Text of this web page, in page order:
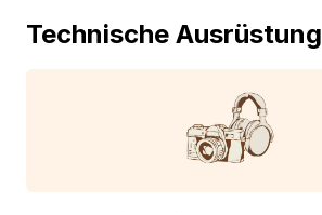
Technische Ausrüstung